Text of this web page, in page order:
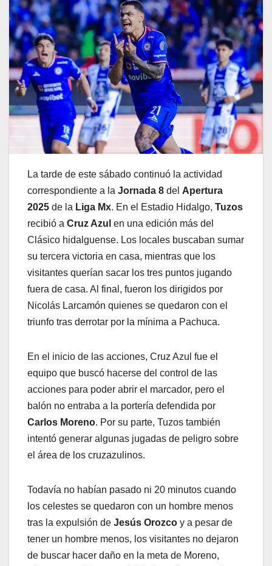
La tarde de este sábado continuó la actividad
correspondiente a la Jornada 8 del Apertura
2025 de la Liga Mx. En el Estadio Hidalgo, Tuzos
recibió a Cruz Azul en una edición más del
Clásico hidalguense. Los locales buscaban sumar
su tercera victoria en casa, mientras que los
visitantes querían sacar los tres puntos jugando
fuera de casa. Al final, fueron los dirigidos por
Nicolás Larcamón quienes se quedaron con el
triunfo tras derrotar por la mínima a Pachuca.
En el inicio de las acciones, Cruz Azul fue el
equipo que buscó hacerse del control de las
acciones para poder abrir el marcador, pero el
balón no entraba a la portería defendida por
Carlos Moreno. Por su parte, Tuzos también
intentó generar algunas jugadas de peligro sobre
el área de los cruzazulinos.
Todavía no habían pasado ni 20 minutos cuando
los celestes se quedaron con un hombre menos
tras la expulsión de Jesús Orozco y a pesar de
tener un hombre menos, los visitantes no dejaron
de buscar hacer daño en la meta de Moreno,